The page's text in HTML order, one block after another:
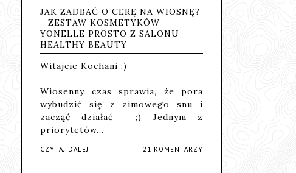
JAK ZADBAĆ O CERĘ NA WIOSNĘ?
- ZESTAW KOSMETYKÓW
YONELLE PROSTO Z SALONU
HEALTHY BEAUTY
Witajcie Kochani ;)
Wiosenny czas sprawia, że pora
wybudzić się z zimowego snu i
zacząć działać ;) Jednym z
priorytetów…
CZYTAJ DALEJ 21 KOMENTARZY